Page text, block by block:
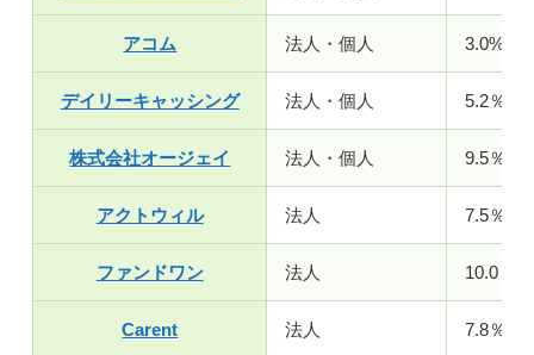
アコム 法人・個人 3.0%～
デイリーキャッシング 法人・個人 5.2％～
株式会社オージェイ 法人・個人 9.5％～
アクトウィル 法人 7.5％～
ファンドワン 法人 10.0％
Carent 法人 7.8％～